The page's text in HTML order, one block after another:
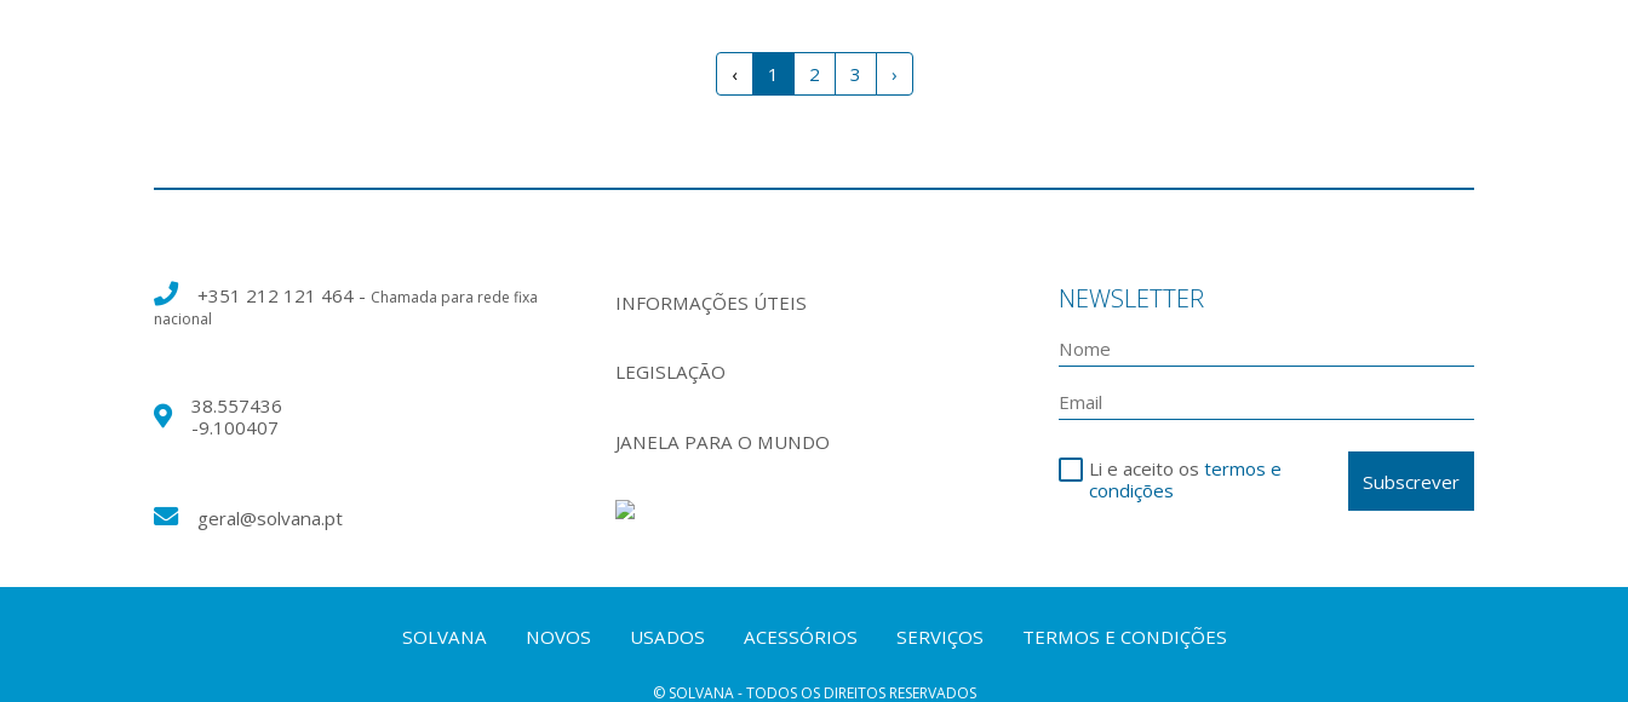
‹ 1 2 3 ›
+351 212 121 464 - Chamada para rede fixa
nacional
38.557436
-9.100407
geral@solvana.pt
INFORMAÇÕES ÚTEIS
LEGISLAÇÃO
JANELA PARA O MUNDO
NEWSLETTER
Li e aceito os termos e
condições
Subscrever
© SOLVANA - TODOS OS DIREITOS RESERVADOS
SOLVANA NOVOS USADOS ACESSÓRIOS SERVIÇOS TERMOS E CONDIÇÕES